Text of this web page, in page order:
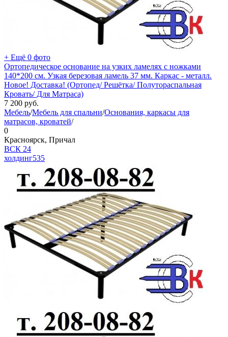
+ Ещё 0 фото
Ортопедическое основание на узких ламелях с ножками
140*200 см. Узкая березовая ламель 37 мм. Каркас - металл.
Новое! Доставка! (Ортопед/ Решётка/ Полутораспальная
Кровать/ Для Матраса)
7 200 руб.
Мебель/Мебель для спальни/Основания, каркасы для
матрасов, кроватей/
0
Красноярск, Причал
ВСК 24
холдинг535